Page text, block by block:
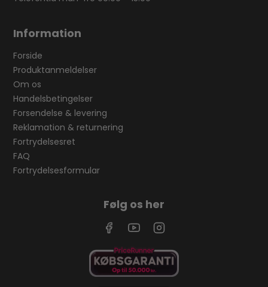
Information
Forside
Produktanmeldelser
Om os
Handelsbetingelser
Forsendelse & levering
Reklamation & returnering
Fortrydelsesret
FAQ
Fortrydelsesformular
Følg os her